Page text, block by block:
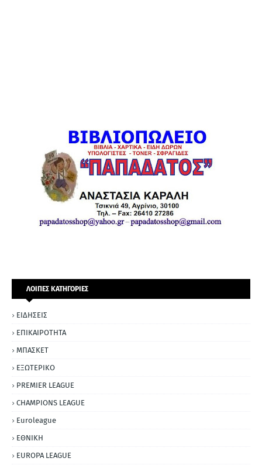
ΛΟΙΠΕΣ ΚΑΤΗΓΟΡΙΕΣ
ΕΙΔΗΣΕΙΣ
ΕΠΙΚΑΙΡΟΤΗΤΑ
ΜΠΑΣΚΕΤ
ΕΞΩΤΕΡΙΚΟ
PREMIER LEAGUE
CHAMPIONS LEAGUE
Euroleague
ΕΘΝΙΚΗ
EUROPA LEAGUE